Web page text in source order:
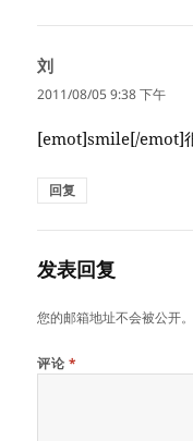
刘
道：
2011/08/05 9:38 下午
[emot]smile[/emot]
回复
发表回复
您的邮箱地址不会被公开。
评论 *